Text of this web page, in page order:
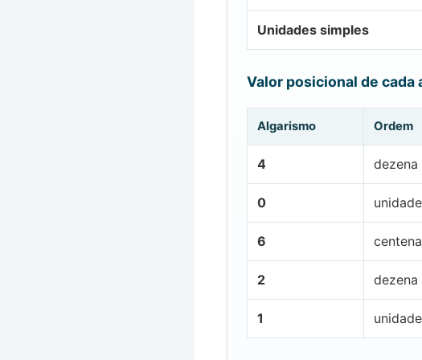
Unidades simples
Valor posicional de cada
Algarismo Ordem
4 dezena
0
6 centena
2 dezena
1 unidade